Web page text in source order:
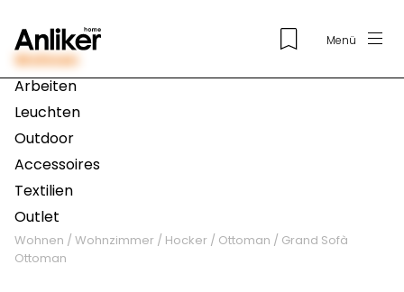
Menü
Wohnen
Arbeiten
Leuchten
Outdoor
Accessoires
Textilien
Outlet
Wohnen / Wohnzimmer / Hocker / Ottoman / Grand Sofà
Ottoman